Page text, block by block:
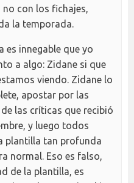
con los fichajes,
la temporada.
es innegable que yo
a algo: Zidane si que
viendo. Zidane lo
apostar por las
las críticas que recibió
y luego todos
plantilla tan profunda
normal. Eso es falso,
de la plantilla, es